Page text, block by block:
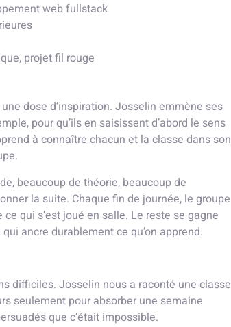
web fullstack
projet fil rouge
dose d’inspiration. Josselin emmène ses
pour qu’ils en saisissent d’abord le sens
à connaître chacun et la classe dans son
beaucoup de théorie, beaucoup de
la suite. Chaque fin de journée, le groupe
qui s’est joué en salle. Le reste se gagne
ancre durablement ce qu’on apprend.
difficiles. Josselin nous a raconté une classe
seulement pour absorber une semaine
que c’était impossible.